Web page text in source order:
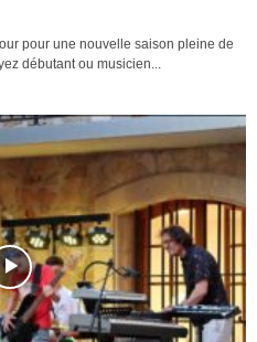
pour une nouvelle saison pleine de
débutant ou musicien...